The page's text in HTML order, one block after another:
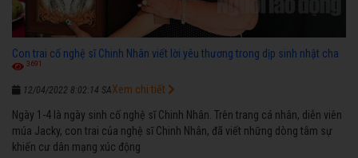
Con trai cố nghệ sĩ Chinh Nhân viết lời yêu thương trong dịp sinh nhật cha
3691
12/04/2022 8:02:14 SA
Ngày 1-4 là ngày sinh cố nghệ sĩ Chinh Nhân. Trên trang cá nhân, diễn viên
múa Jacky, con trai của nghệ sĩ Chinh Nhân, đã viết những dòng tâm sự
khiến cư dân mạng xúc động
Xem chi tiết